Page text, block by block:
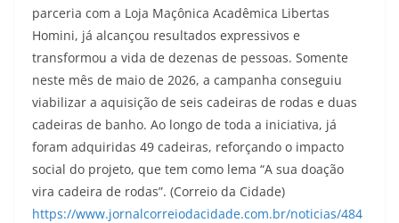
parceria com a Loja Maçônica Acadêmica Libertas
Homini, já alcançou resultados expressivos e
transformou a vida de dezenas de pessoas. Somente
neste mês de maio de 2026, a campanha conseguiu
viabilizar a aquisição de seis cadeiras de rodas e duas
cadeiras de banho. Ao longo de toda a iniciativa, já
foram adquiridas 49 cadeiras, reforçando o impacto
social do projeto, que tem como lema “A sua doação
vira cadeira de rodas”. (Correio da Cidade)
https://www.jornalcorreiodacidade.com.br/noticias/484